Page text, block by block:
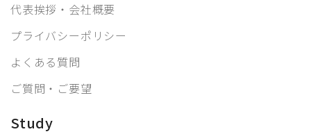
代表挨拶・会社概要
プライバシーポリシー
よくある質問
ご質問・ご要望
Study